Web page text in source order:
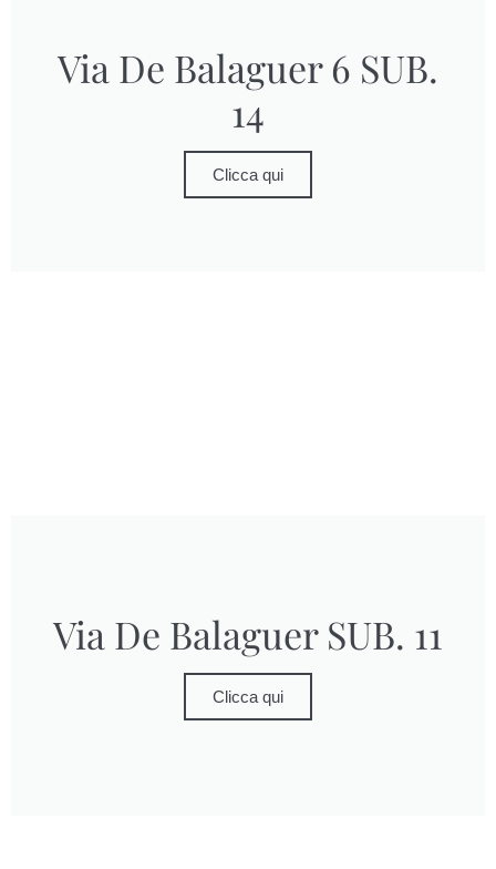
Via De Balaguer 6 SUB.
14
Clicca qui
Via De Balaguer SUB. 11
Clicca qui